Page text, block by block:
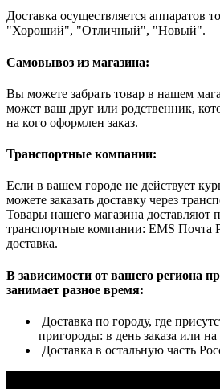
Доставка осуществляется аппаратов
"Хороший", "Отличный", "Новый".
Самовывоз из магазина:
Вы можете забрать товар в нашем
может ваш друг или родственник,
на кого оформлен заказ.
Транспортные компании:
Если в вашем городе не действует
можете заказать доставку через
Товары нашего магазина доставляют
транспортные компании: EMS
доставка.
В зависимости от вашего региона
занимает разное время:
Доставка по городу, где
пригороды: в день заказа или
Доставка в остальную часть